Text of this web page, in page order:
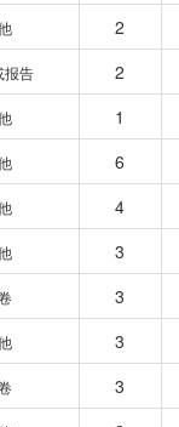
2
报告 2
1
6
4
3
3
3
3